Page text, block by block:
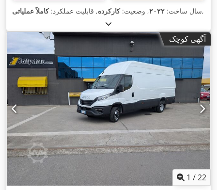
سال ساخت: ۲۰۲۲, وضعیت:کارکرده, قابلیت عملکرد:کاملاً عملیاتی ,
آگهی کوچک
1 /22